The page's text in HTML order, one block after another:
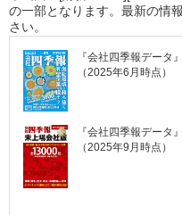
の一部となります。最新の情
さい。
『会社四季報データ
（2025年6月時点）
『会社四季報データ
（2025年9月時点）